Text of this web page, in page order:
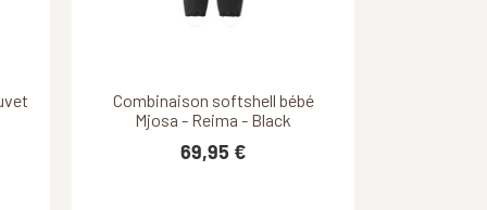
Combinaison softshell bébé
Mjosa - Reima - Blooming...
69,95 €
Combinaison softshell bébé
Mjosa - Reima - Black
69,95 €